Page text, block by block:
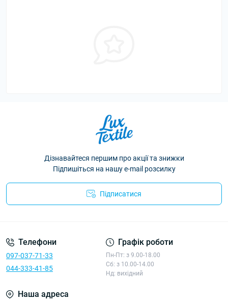
Дізнавайтеся першим про акції та знижки
Підпишіться на нашу e-mail розсилку
Підписатися
Телефони
097-037-71-33
044-333-41-85
Графік роботи
Пн-Пт: з 9.00-18.00
Сб: з 10.00-14.00
Нд: вихідний
Наша адреса